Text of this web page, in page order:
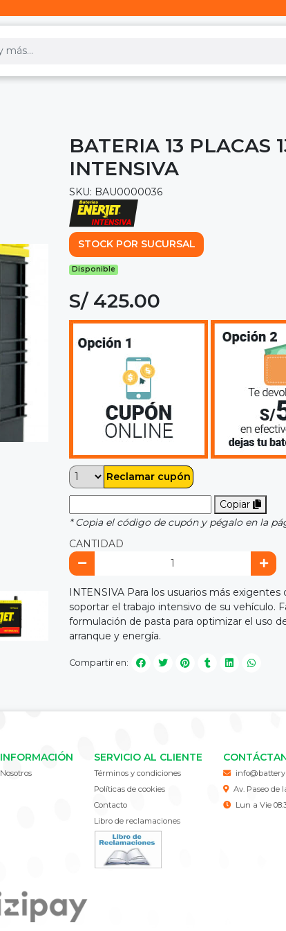
BATERIA 13 PLACAS
INTENSIVA
SKU: BAU0000036
STOCK POR SUCURSAL
Disponible
S/ 425.00
Reclamar cupón
Copiar
* Copia el código de cupón y pégalo en la
CANTIDAD
INTENSIVA Para los usuarios más
soportar el trabajo intensivo de su vehículo.
formulación de pasta para optimizar el uso
arranque y energía.
Compartir en:
INFORMACIÓN
Nosotros
SERVICIO AL CLIENTE
Términos y condiciones
Políticas de cookies
Contacto
Libro de reclamaciones
Av. Paseo de
Lun a Vie